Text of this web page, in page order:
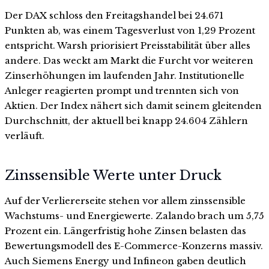
Der DAX schloss den Freitagshandel bei 24.671
Punkten ab, was einem Tagesverlust von 1,29 Prozent
entspricht. Warsh priorisiert Preisstabilität über alles
andere. Das weckt am Markt die Furcht vor weiteren
Zinserhöhungen im laufenden Jahr. Institutionelle
Anleger reagierten prompt und trennten sich von
Aktien. Der Index nähert sich damit seinem gleitenden
Durchschnitt, der aktuell bei knapp 24.604 Zählern
verläuft.
Zinssensible Werte unter Druck
Auf der Verliererseite stehen vor allem zinssensible
Wachstums- und Energiewerte. Zalando brach um 5,75
Prozent ein. Längerfristig hohe Zinsen belasten das
Bewertungsmodell des E-Commerce-Konzerns massiv.
Auch Siemens Energy und Infineon gaben deutlich